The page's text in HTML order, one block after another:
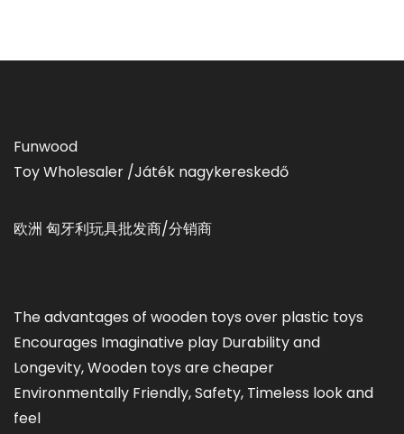
Funwood
Toy Wholesaler /Játék nagykereskedő
欧洲 匈牙利玩具批发商/分销商
The advantages of wooden toys over plastic toys
Encourages Imaginative play Durability and
Longevity, Wooden toys are cheaper
Environmentally Friendly, Safety, Timeless look and
feel